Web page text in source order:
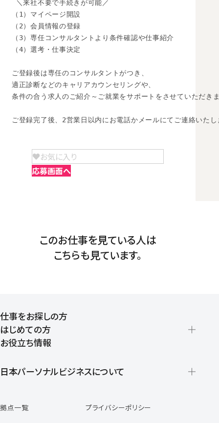
＼来社不要で手続きが可能／
（1）マイページ開設
（2）会員情報の登録
（3）専任コンサルタントより条件確認や仕事紹介
（4）選考・仕事決定
ご登録後は専任のコンサルタントがつき、
適正診断などのキャリアカウンセリングや、
条件の合う求人のご紹介～ご就業をサポートをさせていただき
ご登録完了後、2営業日以内にお電話かメールにてご連絡いたし
お気に入り
応募画面へ
このお仕事を見ている人は
こちらも見ています。
仕事をお探しの方
はじめての方
登録から就業開始までの流れ
お役立ち情報
日本パーソナルビジネスについて
スタッフの声
拠点一覧 プライバシーポリシー